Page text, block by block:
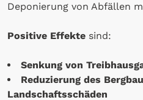
Deponierung von Abfällen
Positive Effekte sind:
Senkung von
Reduzierung des
Landschaftsschäden